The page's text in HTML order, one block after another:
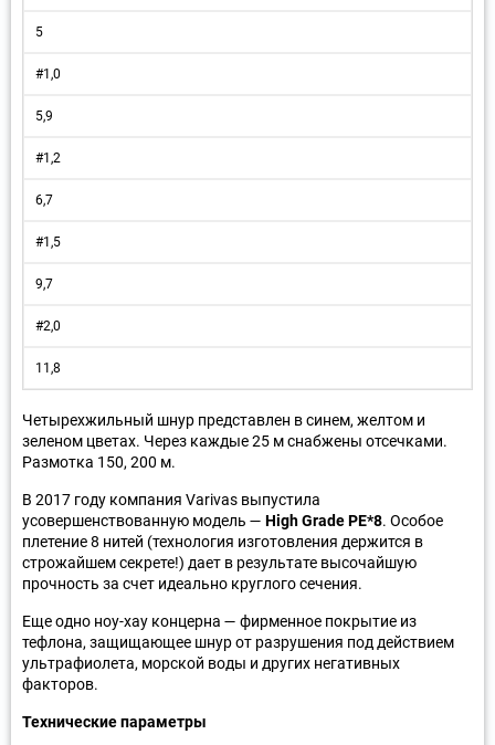
5
#1,0
5,9
#1,2
6,7
#1,5
9,7
#2,0
11,8
Четырехжильный шнур представлен в синем, желтом и
зеленом цветах. Через каждые 25 м снабжены отсечками.
Размотка 150, 200 м.
В 2017 году компания Varivas выпустила
усовершенствованную модель — High Grade PE*8. Особое
плетение 8 нитей (технология изготовления держится в
строжайшем секрете!) дает в результате высочайшую
прочность за счет идеально круглого сечения.
Еще одно ноу-хау концерна — фирменное покрытие из
тефлона, защищающее шнур от разрушения под действием
ультрафиолета, морской воды и других негативных
факторов.
Технические параметры